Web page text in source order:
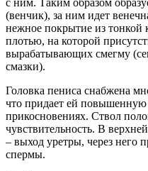
(венчик), за ним идет
нежное покрытие из тонкой
плотью, на которой
вырабатывающих смегму
смазки).
Головка пениса снабжена
что придает ей повышенную
прикосновениях. Ствол
чувствительность. В
– выход уретры, через него
спермы.